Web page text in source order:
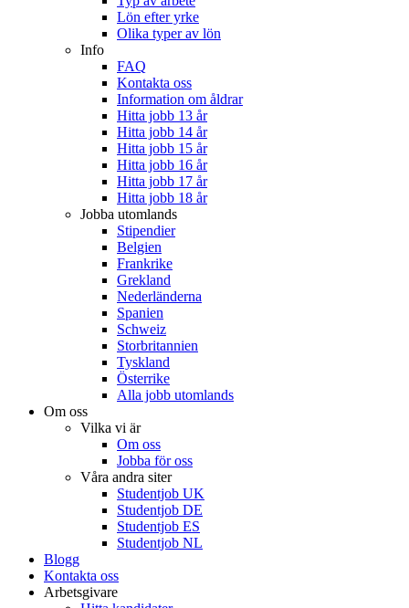
Lön efter yrke
Olika typer av lön
Info
FAQ
Kontakta oss
Information om åldrar
Hitta jobb 13 år
Hitta jobb 14 år
Hitta jobb 15 år
Hitta jobb 16 år
Hitta jobb 17 år
Hitta jobb 18 år
Jobba utomlands
Stipendier
Belgien
Frankrike
Grekland
Nederländerna
Spanien
Schweiz
Storbritannien
Tyskland
Österrike
Alla jobb utomlands
Om oss
Vilka vi är
Om oss
Jobba för oss
Våra andra siter
Studentjob UK
Studentjob DE
Studentjob ES
Studentjob NL
Blogg
Kontakta oss
Arbetsgivare